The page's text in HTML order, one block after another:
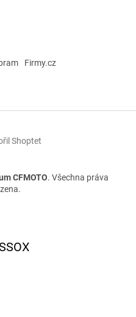
Firmy.cz
Shoptet
CFMOTO. Všechna práva